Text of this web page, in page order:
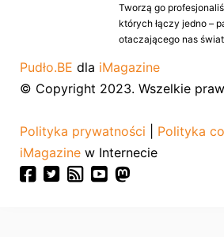
Tworzą go
których łączy jedno –
otaczającego nas
Pudło.BE dla iMagazine
© Copyright 2023. Wszelkie
Polityka prywatności
Polityka
iMagazine w Internecie